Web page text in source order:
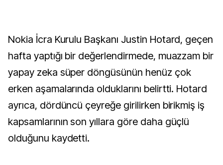
Nokia İcra Kurulu Başkanı Justin Hotard, geçen
hafta yaptığı bir değerlendirmede, muazzam bir
yapay zeka süper döngüsünün henüz çok
erken aşamalarında olduklarını belirtti. Hotard
ayrıca, dördüncü çeyreğe girilirken birikmiş iş
kapsamlarının son yıllara göre daha güçlü
olduğunu kaydetti.